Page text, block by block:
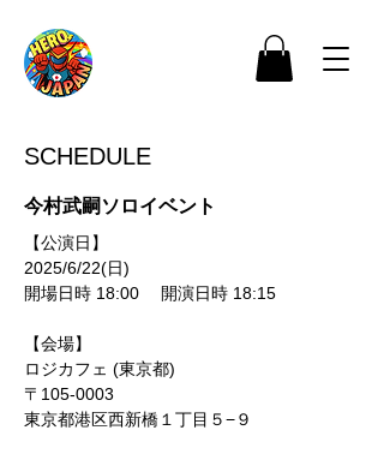
SCHEDULE
今村武嗣ソロイベント
【公演日】
2025/6/22(日)
開場日時 18:00　 開演日時 18:15
【会場】
ロジカフェ (東京都)
〒105-0003
東京都港区西新橋１丁目５−９